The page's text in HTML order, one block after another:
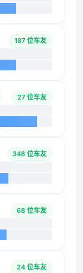
187 位车友
27 位车友
348 位车友
68 位车友
24 位车友